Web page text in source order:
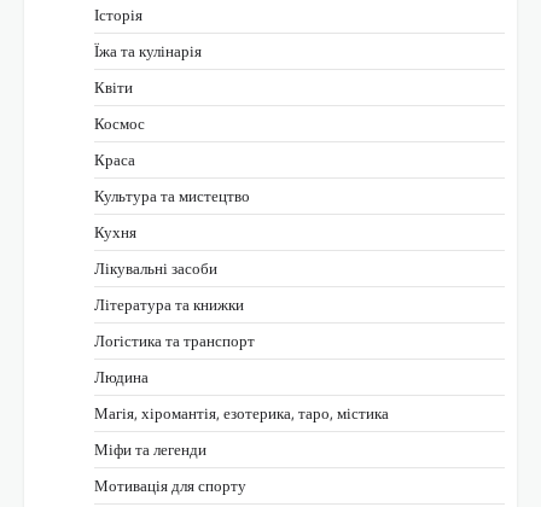
Історія
Їжа та кулінарія
Квіти
Космос
Краса
Культура та мистецтво
Кухня
Лікувальні засоби
Література та книжки
Логістика та транспорт
Людина
Магія, хіромантія, езотерика, таро, містика
Міфи та легенди
Мотивація для спорту